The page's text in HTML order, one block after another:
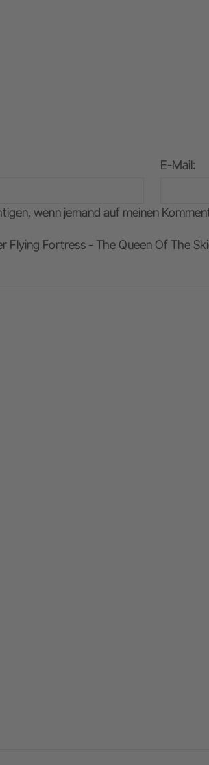
E-Mail:
wenn jemand auf meinen
Flying Fortress - The Queen Of The